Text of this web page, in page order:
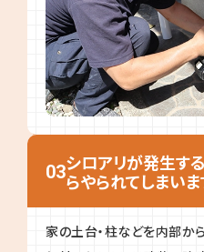
03シロアリが発生す
らやられてしまい
家の土台・柱などを内部か